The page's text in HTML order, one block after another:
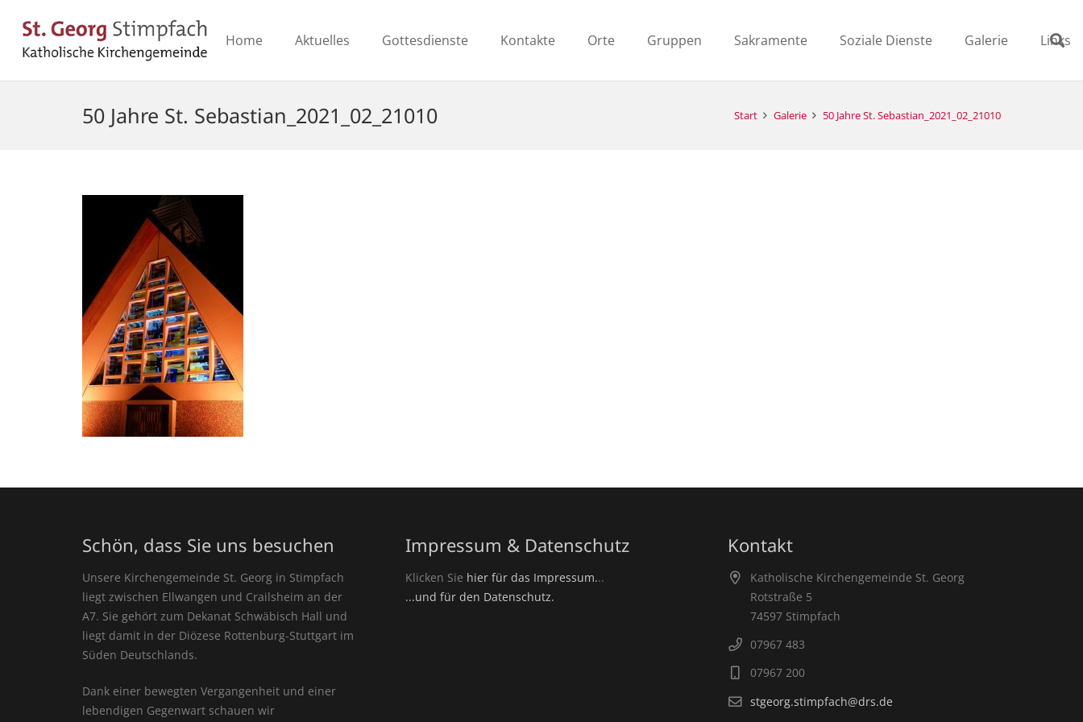
Home Aktuelles Gottesdienste Kontakte Orte Gruppen Sakramente Soziale Dienste Galerie Links
50 Jahre St. Sebastian_2021_02_21010 Start Galerie 50 Jahre St. Sebastian_2021_02_21010
Schön, dass Sie uns besuchen
Unsere Kirchengemeinde St. Georg in Stimpfach
liegt zwischen Ellwangen und Crailsheim an der
A7. Sie gehört zum Dekanat Schwäbisch Hall und
liegt damit in der Diözese Rottenburg-Stuttgart im
Süden Deutschlands.
Dank einer bewegten Vergangenheit und einer
lebendigen Gegenwart schauen wir
Impressum & Datenschutz
Klicken Sie hier für das Impressum...
...und für den Datenschutz.
Kontakt
Katholische Kirchengemeinde St. Georg
Rotstraße 5
74597 Stimpfach
07967 483
07967 200
stgeorg.stimpfach@drs.de